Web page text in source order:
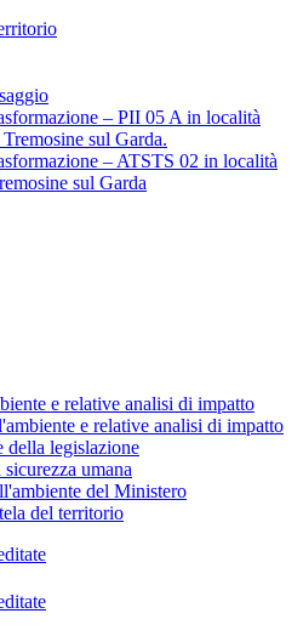
– PII 05 A in località
sul Garda.
– ATSTS 02 in località
sul Garda
e relative analisi di impatto
e relative analisi di impatto
della legislazione
umana
del Ministero
del territorio